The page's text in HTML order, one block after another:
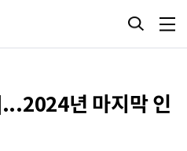
년 마지막 인